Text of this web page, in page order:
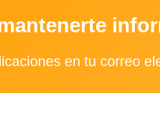
en tu correo